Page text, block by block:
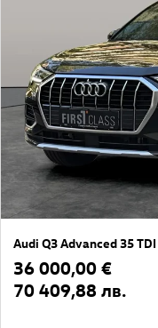
Audi Q3 Advanced 35 TDI
36 000,00 €
70 409,88 лв.